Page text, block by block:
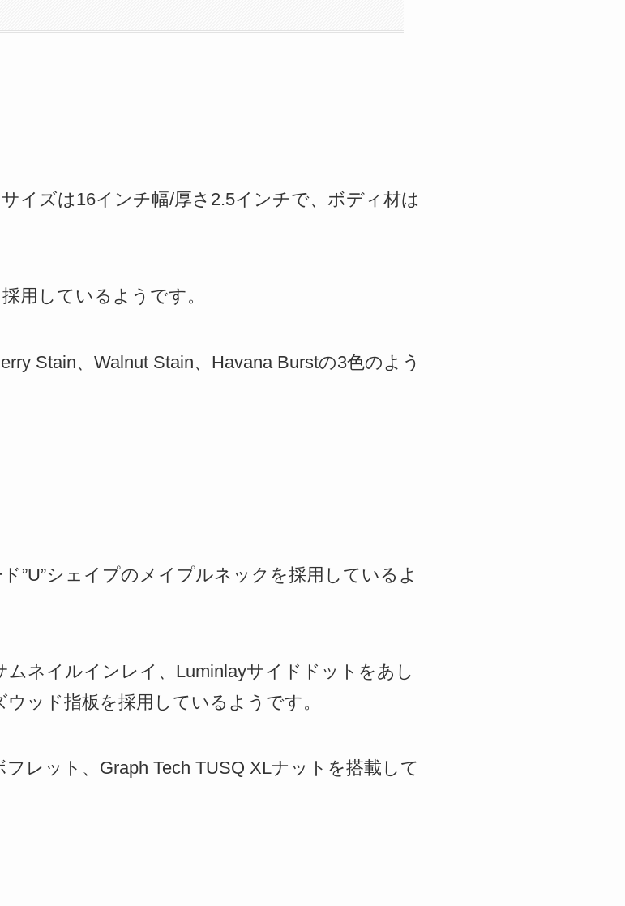
イズは16インチ幅/厚さ2.5インチで、ボディ材は
用しているようです。
Stain、Walnut Stain、Havana Burstの3色のよう
”U”シェイプのメイプルネックを採用しているよ
ムネイルインレイ、Luminlayサイドドットをあし
ッド指板を採用しているようです。
レット、Graph Tech TUSQ XLナットを搭載して